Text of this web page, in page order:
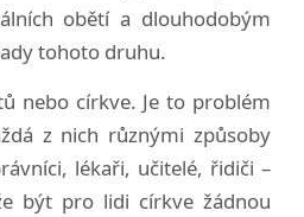
obětí a dlouhodobým
tohoto druhu.
nebo církve. Je to problém
z nich různými způsoby
lékaři, učitelé, řidiči –
být pro lidi církve žádnou